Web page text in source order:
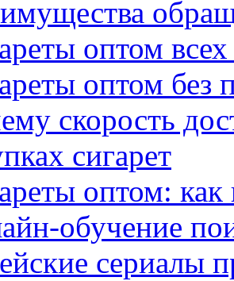
оптом
оптом без
скорость
сигарет
оптом:
обучение
сериалы